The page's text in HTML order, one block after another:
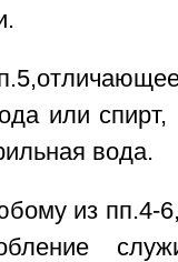
или
вода.
из пп.4-